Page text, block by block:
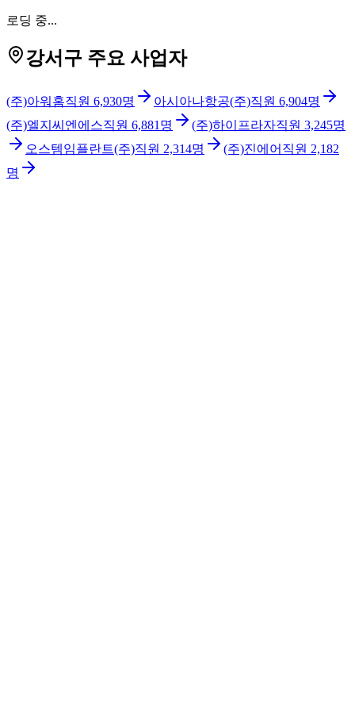
로딩 중...
강서구 주요 사업자
(주)아워홈직원 6,930명 아시아나항공(주)직원 6,904명
(주)엘지씨엔에스직원 6,881 명 (주)하이프라자직원 3,245명
오스템임플란트(주)직원 2,314명 (주)진에어 직원 2,182
명